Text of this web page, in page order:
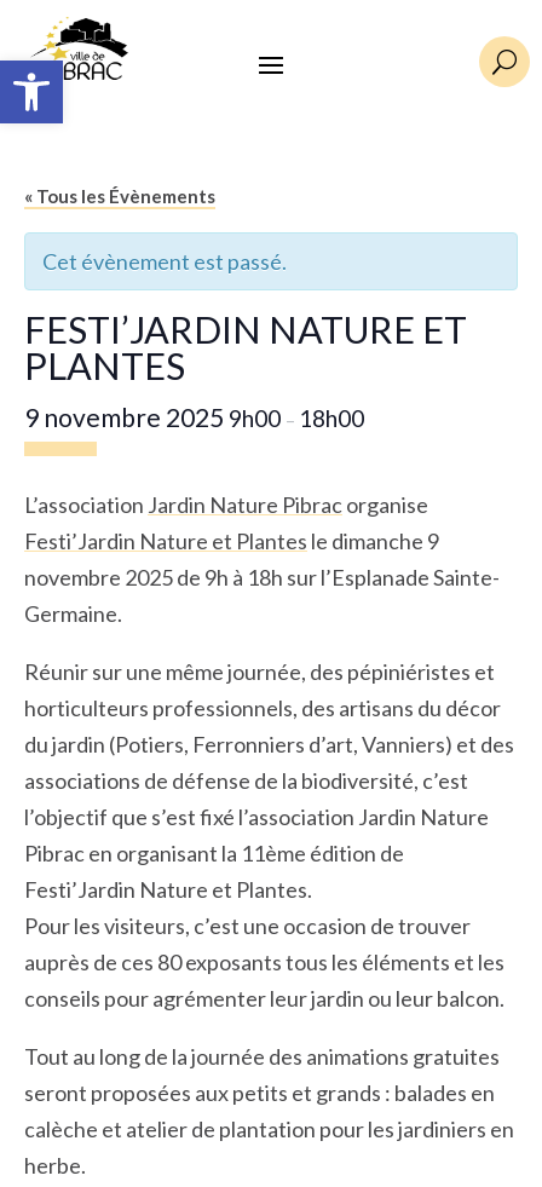
Ouvrir la barre d’outils U
« Tous les Évènements
Cet évènement est passé.
FESTI’JARDIN NATURE ET
PLANTES
9 novembre 2025 9h00 – 18h00
L’association Jardin Nature Pibracorganise
Festi’Jardin Nature et Plantes le dimanche 9
novembre 2025 de 9h à 18h sur l’Esplanade Sainte-
Germaine.
Réunir sur une même journée, des pépiniéristes et
horticulteurs professionnels, des artisans du décor
du jardin (Potiers, Ferronniers d’art, Vanniers) et des
associations de défense de la biodiversité, c’est
l’objectif que s’est fixé l’association Jardin Nature
Pibrac en organisant la 11ème édition de
Festi’Jardin Nature et Plantes.
Pour les visiteurs, c’est une occasion de trouver
auprès de ces 80 exposants tous les éléments et les
conseils pour agrémenter leur jardin ou leur balcon.
Tout au long de la journée des animations gratuites
seront proposées aux petits et grands : balades en
calèche et atelier de plantation pour les jardiniers en
herbe.